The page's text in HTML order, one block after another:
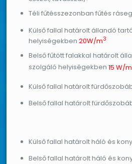
Téli fűtésszezonban fűtés
Külső fallal határolt állandó
helyiségekben 20W/m3
Belső fűtött falakkal határolt
szolgáló helyiségekben 15 W/m
Külső fallal határolt
Belső fallal határolt
Külső fallal határolt háló és
Belső fallal határolt háló és